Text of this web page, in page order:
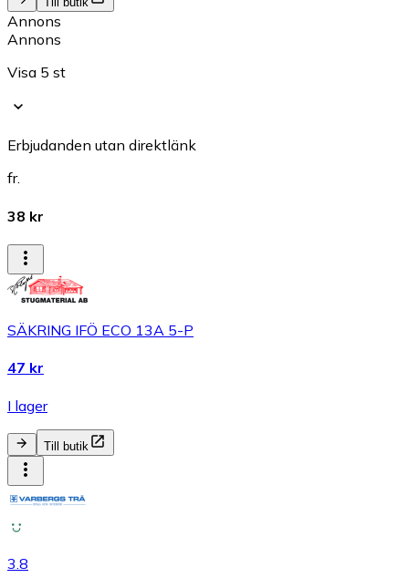
Annons
Annons
Visa 5 st
Erbjudanden utan direktlänk
fr.
38 kr
SÄKRING IFÖ ECO 13A 5-P
47 kr
I lager
Till butik
3.8